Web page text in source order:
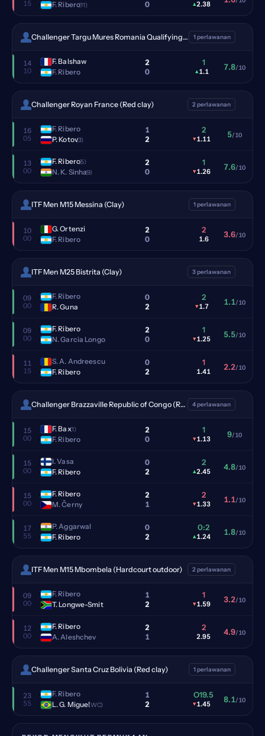
15
F. Ribero(11)
0
▴2.38
Challenger Targu Mures Romania Qualifying (Red clay) 1 perlawanan
14
10
F. Balshaw
F. Ribero
2
0
1
▴1.1 7.8/10
Challenger Royan France (Red clay) 2 perlawanan
16
05
F. Ribero
P. Kotov(3)
1
2
2
▾1.11 5/10
13
00
F. Ribero(5)
N. K. Sinha(9)
2
0
1
▾1.26 7.6/10
ITF Men M15 Messina (Clay) 1 perlawanan
10
00
G. Ortenzi
F. Ribero
2
0
2
1.6 3.6/10
ITF Men M25 Bistrita (Clay) 3 perlawanan
09
00
F. Ribero
R. Guna
0
2
2
▾1.7 1.1/10
09
00
F. Ribero
N. Garcia Longo
2
0
1
▾1.25 5.5/10
11
15
S. A. Andreescu
F. Ribero
0
2
1
1.41 2.2/10
Challenger Brazzaville Republic of Congo (Red clay) 4 perlawanan
15
00
F. Bax(1)
F. Ribero
2
0
1
▾1.13 9/10
15
00
I. Vasa
F. Ribero
0
2
2
▴2.45 4.8/10
15
00
F. Ribero
M. Černy
2
1
2
▾1.33 1.1/10
17
55
P. Aggarwal
F. Ribero
0
2
0:2
▴1.24 1.8/10
ITF Men M15 Mbombela (Hardcourt outdoor) 2 perlawanan
09
00
F. Ribero
T. Longwe-Smit
1
2
1
▾1.59 3.2/10
12
00
F. Ribero
A. Aleshchev
2
1
2
2.95 4.9/10
Challenger Santa Cruz Bolivia (Red clay) 1 perlawanan
23
55
F. Ribero
L. G. Miguel(WC)
1
2
O19.5
▾1.45 8.1/10